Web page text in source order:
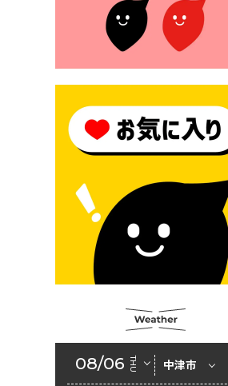
2026年6月18日 セアカゴケグ
モにご注意ください！
2026年6月17日 クーリングシ
ェルターの指定
2026年6月10日 令和８年経済
センサス-活動調査
2026年6月5日 新婚世帯の家
賃の助成をしています
2026年6月2日 戸籍に氏名の
振り仮名が記載されます
審査申請（建設工事・建設コ
2026年6月1日 山田地域づくり
協議会
08/06 THU 中津市